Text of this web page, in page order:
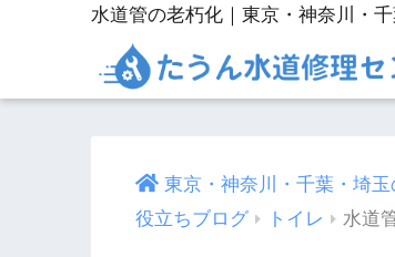
水道管の老朽化｜東京・神奈川・
東京・神奈川・千葉・埼
役立ちブログ
トイレ 水道